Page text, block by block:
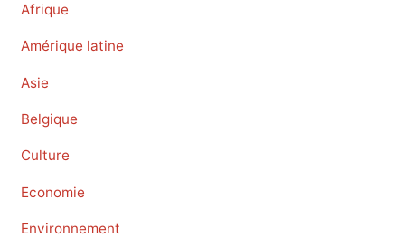
Afrique
Amérique latine
Asie
Belgique
Culture
Economie
Environnement